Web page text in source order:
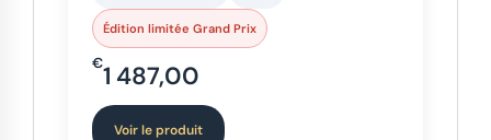
Édition limitée Grand Prix
€1 487,00
Voir le produit